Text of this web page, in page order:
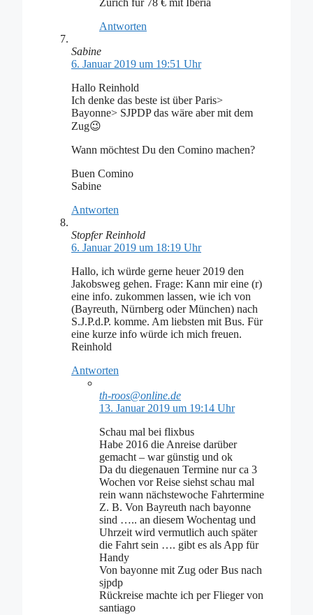
Zürich für 78 € mit Iberia
Antworten
Sabine
6. Januar 2019 um 19:51 Uhr
Hallo Reinhold
Ich denke das beste ist über Paris>
Bayonne> SJPDP das wäre aber mit dem
Zug😉
Wann möchtest Du den Comino machen?
Buen Comino
Sabine
Antworten
Stopfer Reinhold
6. Januar 2019 um 18:19 Uhr
Hallo, ich würde gerne heuer 2019 den
Jakobsweg gehen. Frage: Kann mir eine (r)
eine info. zukommen lassen, wie ich von
(Bayreuth, Nürnberg oder München) nach
S.J.P.d.P. komme. Am liebsten mit Bus. Für
eine kurze info würde ich mich freuen.
Reinhold
Antworten
th-roos@online.de
13. Januar 2019 um 19:14 Uhr
Schau mal bei flixbus
Habe 2016 die Anreise darüber
gemacht – war günstig und ok
Da du diegenauen Termine nur ca 3
Wochen vor Reise siehst schau mal
rein wann nächstewoche Fahrtermine
Z. B. Von Bayreuth nach bayonne
sind ….. an diesem Wochentag und
Uhrzeit wird vermutlich auch später
die Fahrt sein …. gibt es als App für
Handy
Von bayonne mit Zug oder Bus nach
sjpdp
Rückreise machte ich per Flieger von
santiago